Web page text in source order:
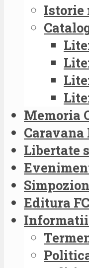
Istorie
Memoria
Libertate
Editura